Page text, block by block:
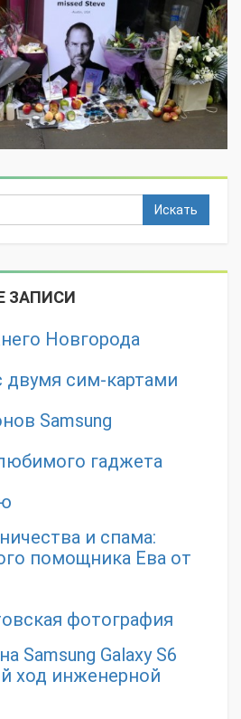
Искать
ЗАПИСИ
Новгорода
двумя сим-картами
Samsung
гаджета
и спама:
помощника Ева от
фотография
Samsung Galaxy S6
ход инженерной